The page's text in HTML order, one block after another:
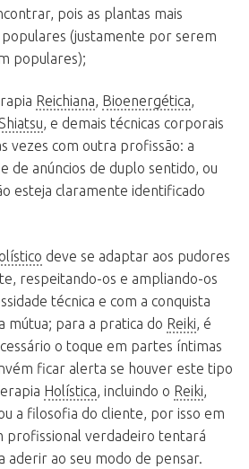
pois as plantas mais
populares (justamente por serem
populares);
Reichiana, Bioenergética,
, e demais técnicas corporais
vezes com outra profissão: a
de anúncios de duplo sentido, ou
esteja claramente identificado
deve se adaptar aos pudores
respeitando-os e ampliando-os
técnica e com a conquista
mútua; para a pratica do Reiki, é
o toque em partes íntimas
ficar alerta se houver este tipo
Holística, incluindo o Reiki,
a filosofia do cliente, por isso em
profissional verdadeiro tentará
aderir ao seu modo de pensar.